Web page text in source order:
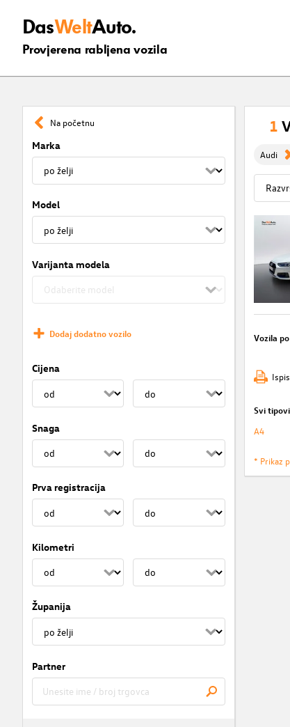
DasWeltAuto.
Provjerena rabljena vozila
Na početnu
Marka
Model
Varijanta modela
Dodaj dodatno vozilo
Cijena
Snaga
Prva registracija
Kilometri
Županija
Partner
1
Audi
Vozila
Svi tipovi
A4
* Prikaz